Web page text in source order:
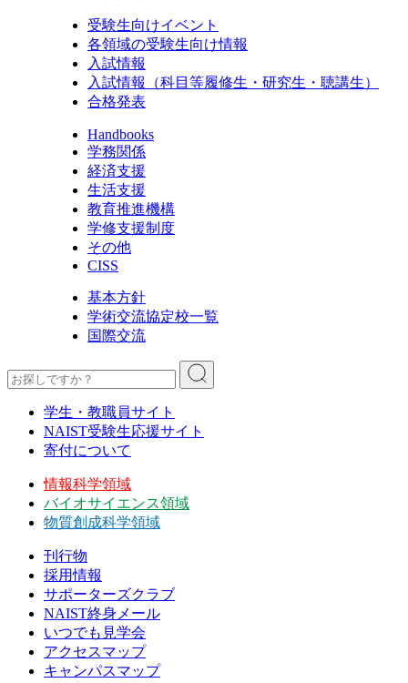
受験生向けイベント
各領域の受験生向け情報
入試情報
入試情報（科目等履修生・研究生・聴講生）
合格発表
Handbooks
学務関係
経済支援
生活支援
教育推進機構
学修支援制度
その他
CISS
基本方針
学術交流協定校一覧
国際交流
学生・教職員サイト
NAIST受験生応援サイト
寄付について
情報科学領域
バイオサイエンス領域
物質創成科学領域
刊行物
採用情報
サポーターズクラブ
NAIST終身メール
いつでも見学会
アクセスマップ
キャンパスマップ